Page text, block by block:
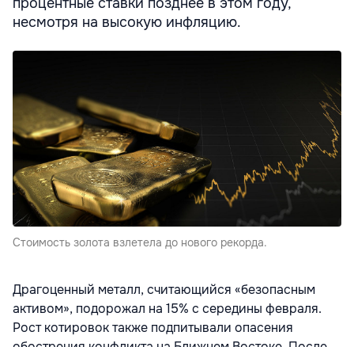
несмотря на высокую инфляцию.
Стоимость золота взлетела до нового рекорда.
Драгоценный металл, считающийся «безопасным
активом», подорожал на 15% с середины февраля.
Рост котировок также подпитывали опасения